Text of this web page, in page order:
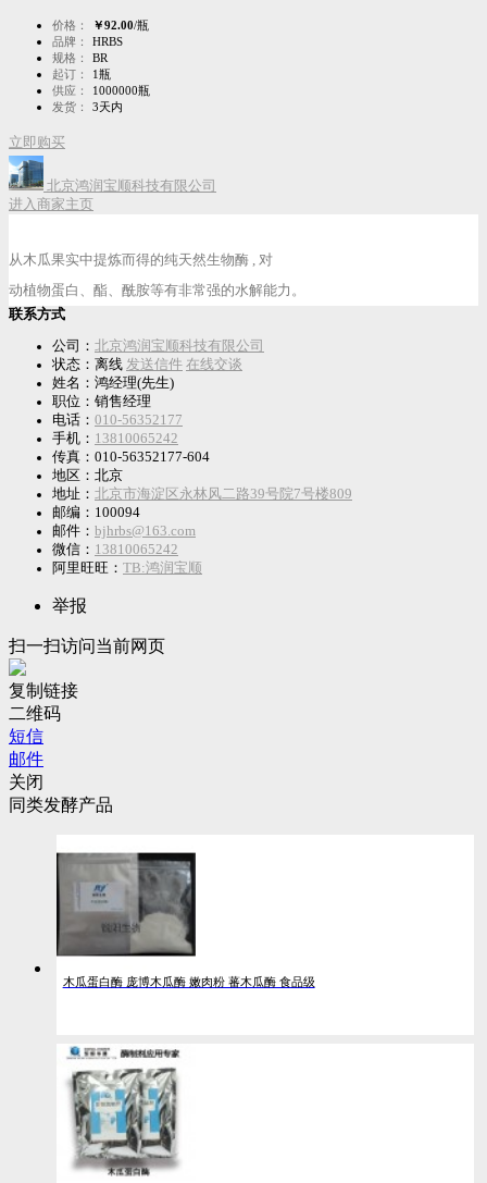
价格： ￥92.00/瓶
品牌：
HRBS
规格：
BR
起订：
1瓶
供应：
1000000瓶
发货：
3天内
立即购买
北京鸿润宝顺科技有限公司
进入商家主页
从木瓜果实中提炼而得的纯天然生物酶 , 对
动植物蛋白、酯、酰胺等有非常强的水解能力。
联系方式
公司： 北京鸿润宝顺科技有限公司
状态： 离线 发送信件 在线交谈
姓名：鸿经理(先生)
职位：销售经理
电话： 010-56352177
手机： 13810065242
传真：010-56352177-604
地区：北京
地址： 北京市海淀区永林风二路39号院7号楼809
邮编：100094
邮件： bjhrbs@163.com
微信： 13810065242
阿里旺旺： TB:鸿润宝顺
举报
扫一扫访问当前网页
复制链接
二维码
短信
邮件
关闭
同类发酵产品
木瓜蛋白酶 庞博木瓜酶 嫩肉粉 蕃木瓜酶 食品级